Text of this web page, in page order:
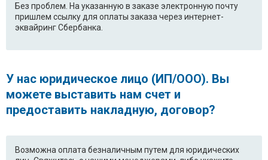
Без проблем. На указанную в заказе электронную почту
пришлем ссылку для оплаты заказа через интернет-
эквайринг Сбербанка.
У нас юридическое лицо (ИП/ООО). Вы
можете выставить нам счет и
предоставить накладную, договор?
Возможна оплата безналичным путем для юридических